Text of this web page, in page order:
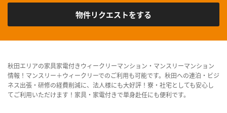
物件リクエストをする
秋田エリアの家具家電付きウィークリーマンション・マンスリーマンション
情報！マンスリー＋ウィークリーでのご利用も可能です。秋田への連泊・ビジ
ネス出張・研修の経費削減に、法人様にも大好評！寮・社宅としても安心し
てご利用いただけます！家具・家電付きで単身赴任にも便利です。